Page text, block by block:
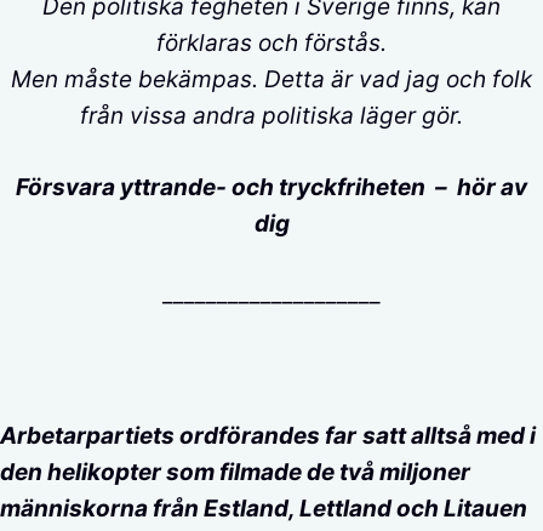
Den politiska fegheten i Sverige finns, kan
förklaras och förstås.
Men måste bekämpas. Detta är vad jag och folk
från vissa andra politiska läger gör.
Försvara yttrande- och tryckfriheten – hör av
dig
Arbetarpartiets ordförandes far satt alltså med i
den helikopter som filmade de två miljoner
människorna från Estland, Lettland och Litauen